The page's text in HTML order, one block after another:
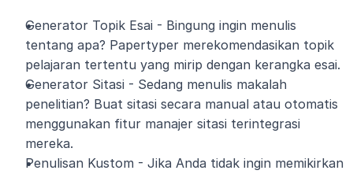
Generator Topik Esai - Bingung ingin menulis
tentang apa? Papertyper merekomendasikan topik
pelajaran tertentu yang mirip dengan kerangka esai.
Generator Sitasi - Sedang menulis makalah
penelitian? Buat sitasi secara manual atau otomatis
menggunakan fitur manajer sitasi terintegrasi
mereka.
Penulisan Kustom - Jika Anda tidak ingin memikirkan